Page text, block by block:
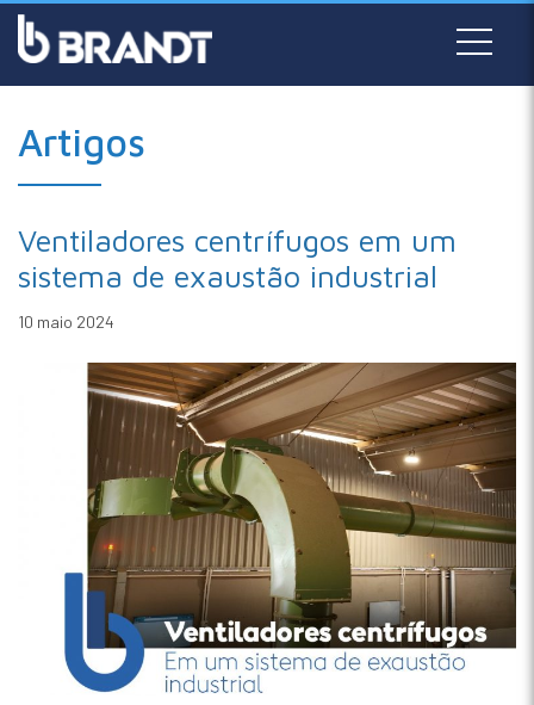
Artigos
Ventiladores centrífugos em um
sistema de exaustão industrial
10 maio 2024